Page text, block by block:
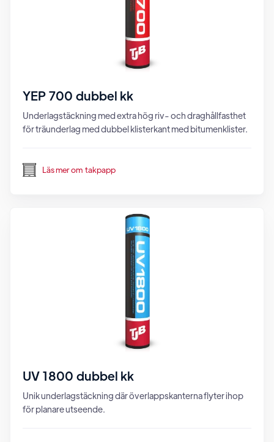
YEP 700 dubbel kk
Underlagstäckning med extra hög riv- och draghållfasthet
för träunderlag med dubbel klisterkant med bitumenklister.
Läs mer om takpapp
UV 1800 dubbel kk
Unik underlagstäckning där överlappskanterna flyter ihop
för planare utseende.